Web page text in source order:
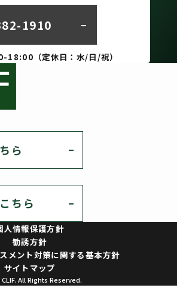
1910
18:00（定休日：水/日/祝）
ら
ちら
人情報保護方針
勧誘方針
メント対策に関する基本方針
サイトマップ
All Rights Reserved.